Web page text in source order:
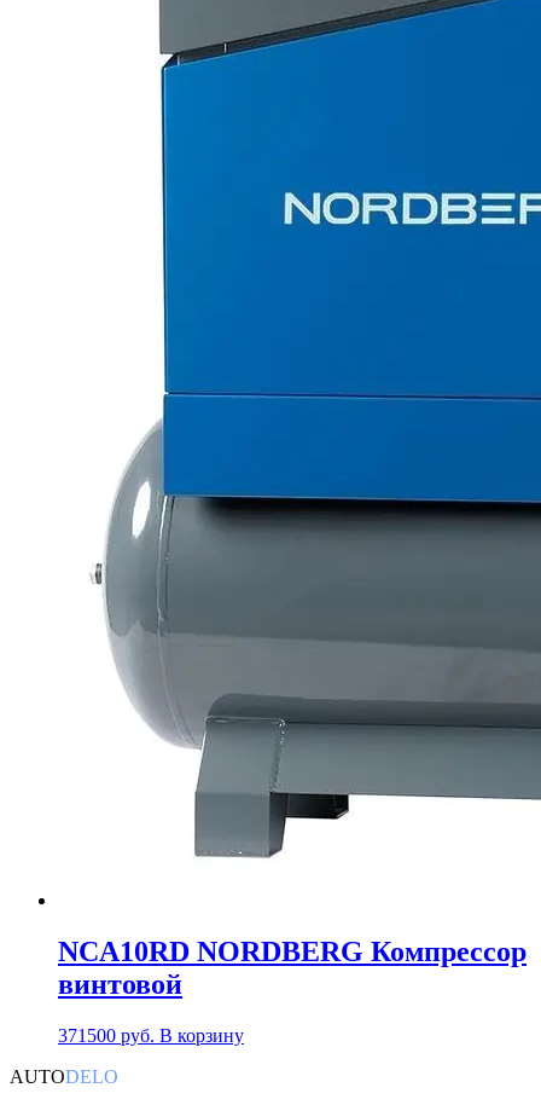
NCA10RD NORDBERG Компрессор
винтовой
371500 руб. В корзину
AUTODELO